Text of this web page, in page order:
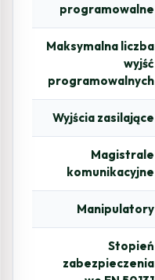
programowalne
Maksymalna liczba
wyjść
programowalnych
Wyjścia zasilające
Magistrale
komunikacyjne
Manipulatory
Stopień
zabezpieczenia